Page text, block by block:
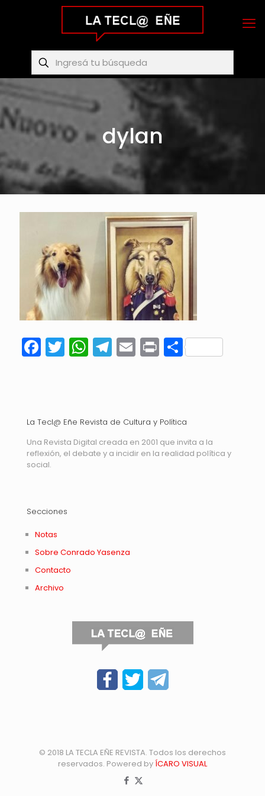
dylan
Facebook
Twitter
WhatsApp
Telegram
Email
Print
La Tecl@ Eñe Revista de Cultura y Política
Una Revista Digital creada en 2001 que invita a la
reflexión, el debate y a incidir en la realidad política y
social.
Secciones
Notas
Sobre Conrado Yasenza
Contacto
Archivo
© 2018 LA TECLA EÑE REVISTA. Todos los derechos
reservados. Powered by ÍCARO VISUAL